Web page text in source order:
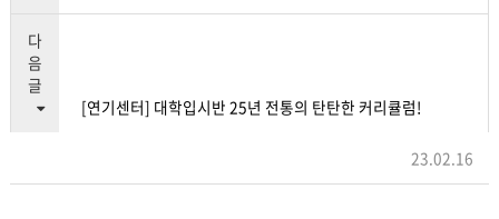
다
음
글
[연기센터] 대학입시반 25년 전통의 탄탄한 커리큘럼!
23.02.16